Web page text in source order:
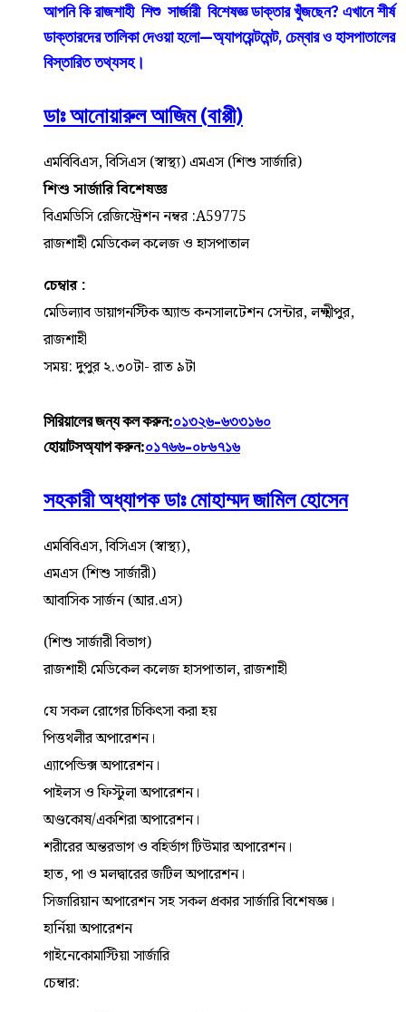
আপনি কি রাজশাহী শিশু সার্জারী বিশেষজ্ঞ ডাক্তার খুঁজছেন? এখানে শীর্ষ
ডাক্তারদের তালিকা দেওয়া হলো—অ্যাপয়েন্টমেন্ট, চেম্বার ও হাসপাতালের
বিস্তারিত তথ্যসহ।
ডাঃ আনোয়ারুল আজিম (বাপ্পী)
এমবিবিএস, বিসিএস (স্বাস্থ্য) এমএস (শিশু সার্জারি)
শিশু সার্জারি বিশেষজ্ঞ
বিএমডিসি রেজিস্ট্রেশন নম্বর :A59775
রাজশাহী মেডিকেল কলেজ ও হাসপাতাল
চেম্বার :
মেডিল্যাব ডায়াগনস্টিক অ্যান্ড কনসালটেশন সেন্টার, লক্ষ্মীপুর,
রাজশাহী
সময়: দুপুর ২.৩০টা- রাত ৯টা
সিরিয়ালের জন্য কল করুন:০১৩২৬-৬৩৩১৬০
হোয়াটসঅ্যাপ করুন:০১৭৬৬-০৮৬৭১৬
সহকারী অধ্যাপক ডাঃ মোহাম্মদ জামিল হোসেন
এমবিবিএস, বিসিএস (স্বাস্থ্য),
এমএস (শিশু সার্জারী)
আবাসিক সার্জন (আর.এস)
(শিশু সার্জারী বিভাগ)
রাজশাহী মেডিকেল কলেজ হাসপাতাল, রাজশাহী
যে সকল রোগের চিকিৎসা করা হয়
পিত্তথলীর অপারেশন।
এ্যাপেন্ডিক্স অপারেশন।
পাইলস ও ফিস্টুলা অপারেশন।
অণ্ডকোষ/একশিরা অপারেশন।
শরীরের অন্তরভাগ ও বহির্ভাগ টিউমার অপারেশন।
হাত, পা ও মলদ্বারের জটিল অপারেশন।
সিজারিয়ান অপারেশন সহ সকল প্রকার সার্জারি বিশেষজ্ঞ।
হার্নিয়া অপারেশন
গাইনেকোমাস্টিয়া সার্জারি
চেম্বার: